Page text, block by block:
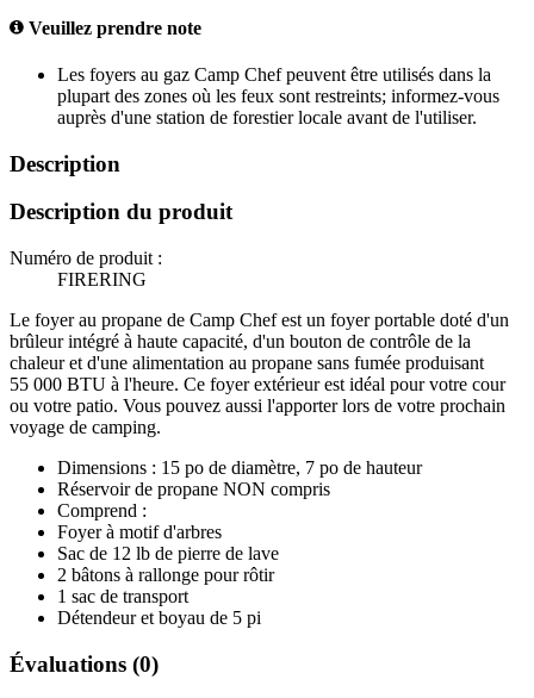
Veuillez prendre note
Les foyers au gaz Camp Chef peuvent être utilisés dans la
plupart des zones où les feux sont restreints; informez-vous
auprès d'une station de forestier locale avant de l'utiliser.
Description
Description du produit
Numéro de produit :
FIRERING
Le foyer au propane de Camp Chef est un foyer portable doté d'un
brûleur intégré à haute capacité, d'un bouton de contrôle de la
chaleur et d'une alimentation au propane sans fumée produisant
55 000 BTU à l'heure. Ce foyer extérieur est idéal pour votre cour
ou votre patio. Vous pouvez aussi l'apporter lors de votre prochain
voyage de camping.
Dimensions : 15 po de diamètre, 7 po de hauteur
Réservoir de propane NON compris
Comprend :
Foyer à motif d'arbres
Sac de 12 lb de pierre de lave
2 bâtons à rallonge pour rôtir
1 sac de transport
Détendeur et boyau de 5 pi
Évaluations (0)